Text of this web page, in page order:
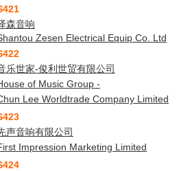
森音响
Zesen Electrical Equip Co. Ltd
乐世家-俊利世贸有限公司
of Music Group -
Lee Worldtrade Company Limited
声音响有限公司
Impression Marketing Limited